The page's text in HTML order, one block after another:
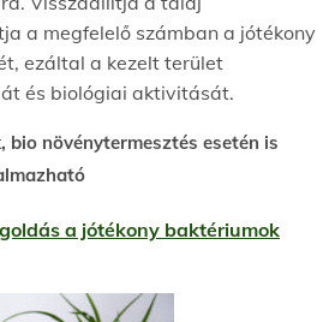
a megfelelő számban a jótékony
ezáltal a kezelt terület
és biológiai aktivitását.
bio növénytermesztés esetén is
a jótékony baktériumok